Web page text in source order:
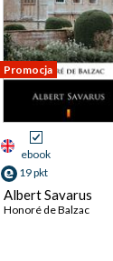
Promocja
ebook
19 pkt
Albert Savarus
Honoré de Balzac